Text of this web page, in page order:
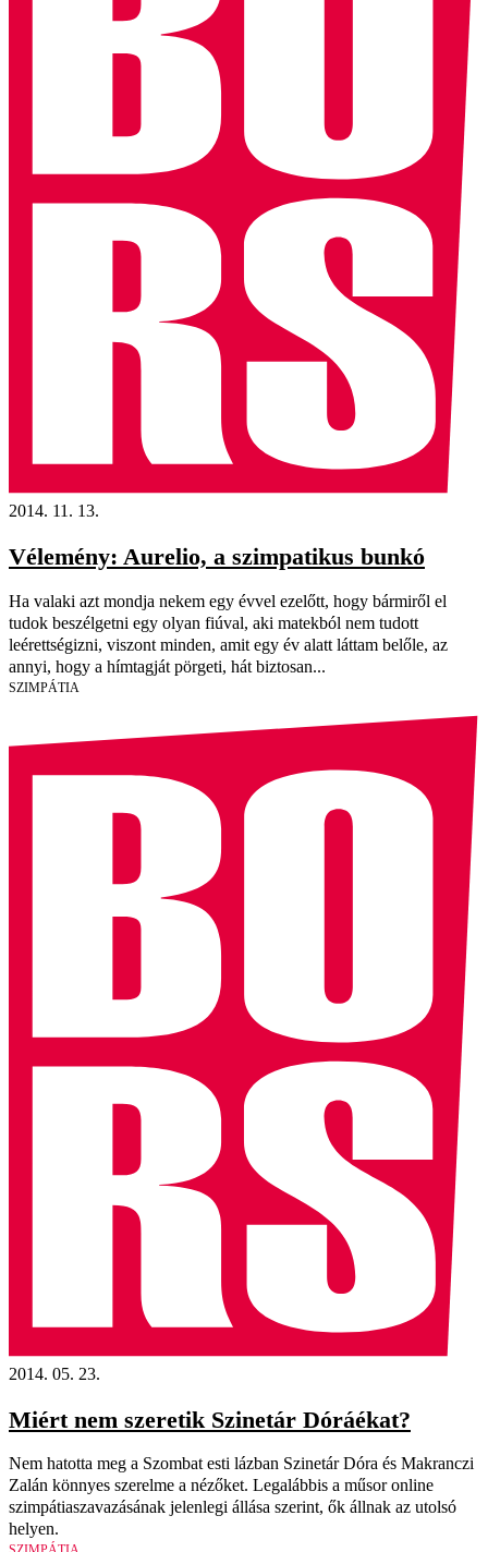
2014. 11. 13.
Vélemény: Aurelio, a szimpatikus bunkó
Ha valaki azt mondja nekem egy évvel ezelőtt, hogy bármiről el
tudok beszélgetni egy olyan fiúval, aki matekból nem tudott
leérettségizni, viszont minden, amit egy év alatt láttam belőle, az
annyi, hogy a hímtagját pörgeti, hát biztosan...
SZIMPÁTIA
2014. 05. 23.
Miért nem szeretik Szinetár Dóráékat?
Nem hatotta meg a Szombat esti lázban Szinetár Dóra és Makranczi
Zalán könnyes szerelme a nézőket. Legalábbis a műsor online
szimpátiaszavazásának jelenlegi állása szerint, ők állnak az utolsó
helyen.